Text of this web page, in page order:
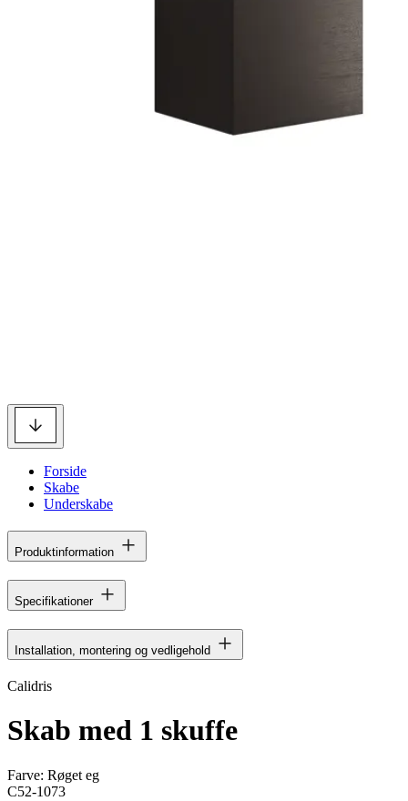
Forside
Skabe
Underskabe
Produktinformation
Specifikationer
Installation, montering og vedligehold
Calidris
Skab med 1 skuffe
Farve: Røget eg
C52-1073